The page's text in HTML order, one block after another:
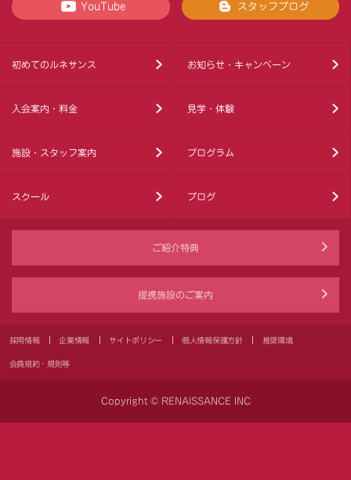
YouTube スタッフブログ
初めてのルネサンス お知らせ・キャンペーン
入会案内・料金 見学・体験
施設・スタッフ案内 プログラム
スクール ブログ
ご紹介特典
提携施設のご案内
採用情報 企業情報 サイトポリシー 個人情報保護方針 推奨環境
会員規約・規則等
Copyright © RENAISSANCE INC